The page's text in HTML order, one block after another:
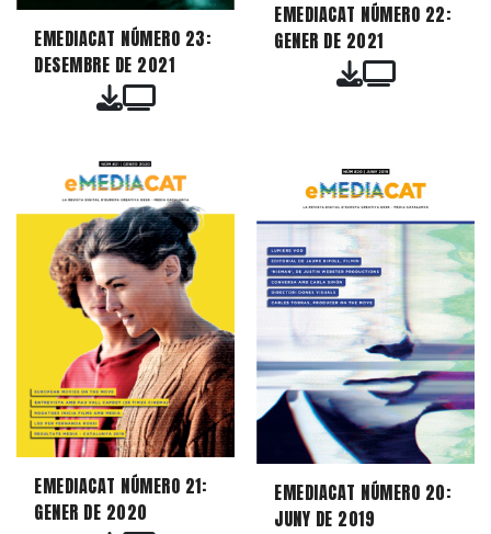
EMEDIACAT NÚMERO 23:
DESEMBRE DE 2021
EMEDIACAT NÚMERO 22:
GENER DE 2021
EMEDIACAT NÚMERO 21:
GENER DE 2020
EMEDIACAT NÚMERO 20:
JUNY DE 2019